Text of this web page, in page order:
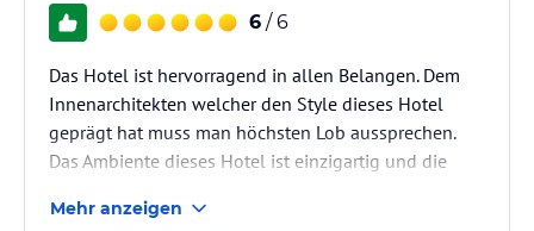
6 / 6
Das Hotel ist hervorragend in allen Belangen. Dem
Innenarchitekten welcher den Style dieses Hotel
geprägt hat muss man höchsten Lob aussprechen.
Das Ambiente dieses Hotel ist einzigartig und die
Begrüssung beim Check In über das tolle Zimmer im
Mehr anzeigen